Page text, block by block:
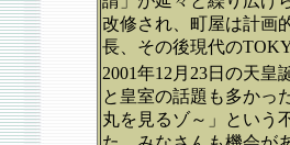
改修され、町屋は計画
長、その後現代の
2001年12月23日の天皇
と皇室の話題も多かっ
丸を見るゾ～」という